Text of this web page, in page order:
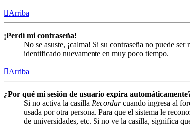
Arriba
¡Perdí mi contraseña!
No se asuste, ¡calma! Si su contraseña no puede
identificado nuevamente en muy poco tiempo.
Arriba
¿Por qué mi sesión de usuario expira
Si no activa la casilla Recordarcuando ingresa al
usada por otra persona. Para que el sistema le
de universidades, etc. Si no ve la casilla, significa